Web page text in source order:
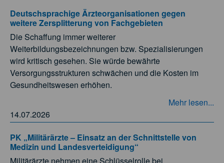
Deutschsprachige Ärzteorganisationen gegen
weitere Zersplitterung von Fachgebieten
Die Schaffung immer weiterer
Weiterbildungsbezeichnungen bzw. Spezialisierungen
wird kritisch gesehen. Sie würde bewährte
Versorgungsstrukturen schwächen und die Kosten im
Gesundheitswesen erhöhen.
Mehr lesen...
14.07.2026
PK „Militärärzte – Einsatz an der Schnittstelle von
Medizin und Landesverteidigung“